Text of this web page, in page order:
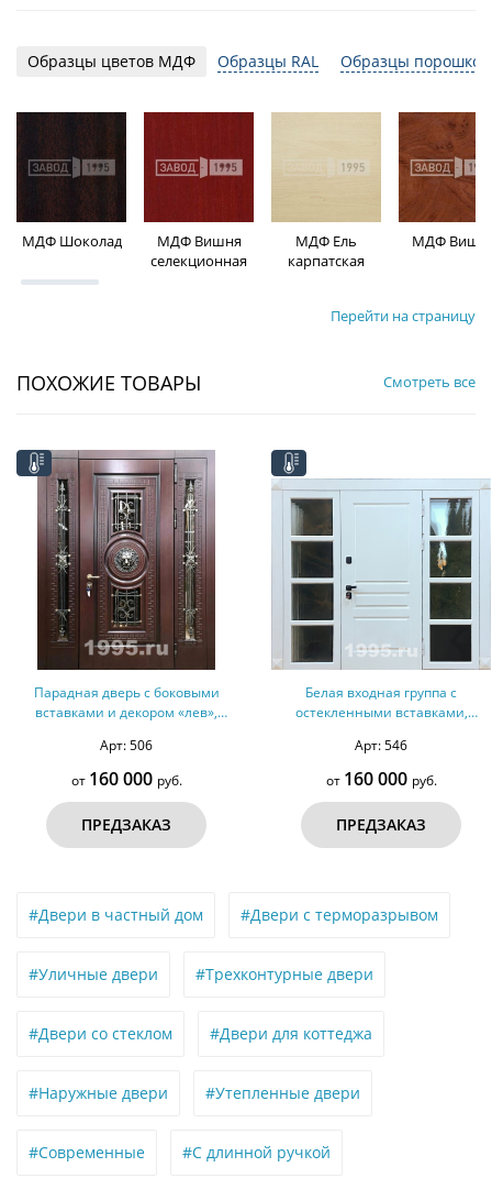
Образцы цветов МДФ Образцы RAL Образцы
МДФ Шоколад
МДФ Вишня
селекционная
МДФ Ель
карпатская
МДФ
Перейти на страницу
ПОХОЖИЕ ТОВАРЫ Смотреть все
дверь с боковыми
и декором «лев»,
руб.
Белая входная группа с
остекленными вставками,
руб.
ПРЕДЗАКАЗ
Дверь
#Двери в частный дом #Двери с терморазрывом
#Уличные двери #Трехконтурные двери
#Двери со стеклом #Двери для коттеджа
#Наружные двери #Утепленные двери
#Современные #С длинной ручкой